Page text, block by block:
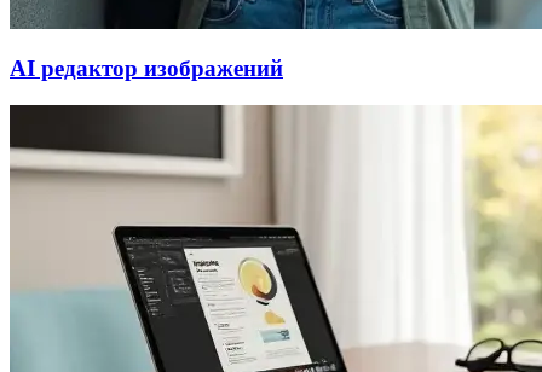
AI редактор изображений